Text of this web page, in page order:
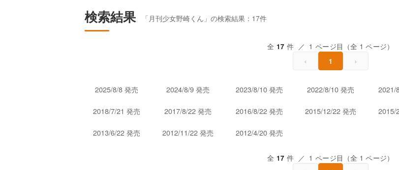
検索結果 「月刊少女野崎くん」の検索結果：17件
全 17 件 ／ 1 ページ目（全 1 ページ）
‹ 1 ›
2025/8/8 発売 2024/8/9 発売 2023/8/10 発売 2022/8/10 発売 2021/
2018/7/21 発売 2017/8/22 発売 2016/8/22 発売 2015/12/22 発売 2015/
2013/6/22 発売 2012/11/22 発売 2012/4/20 発売
全 17 件 ／ 1 ページ目（全 1 ページ）